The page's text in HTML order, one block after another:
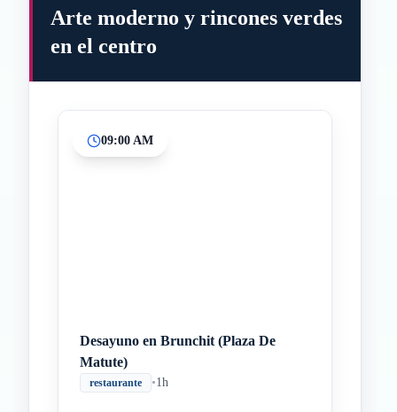
Arte moderno y rincones verdes
en el centro
09:00 AM
Desayuno en Brunchit (Plaza De
Matute)
restaurante •1h